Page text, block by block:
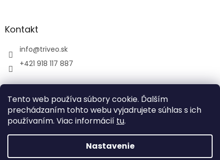
Tento web používa súbory cookie. Ďalším
prechádzaním tohto webu vyjadrujete súhlas s ich
používaním. Viac informácií tu.
Nastavenie
Kontakt
info@triveo.sk
+421 918 117 887
Vytvoril Shoptet
TRIVEO spol. s r.o.